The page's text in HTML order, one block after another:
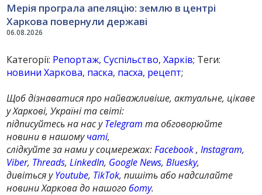
06.08.2026
Мерія програла апеляцію: землю в центрі
Харкова повернули державі
Категорії: Репортаж,Суспільство,Харків; Теги:
новини Харкова, паска, пасха, рецепт;
Щоб дізнаватися про найважливіше, актуальне, цікаве
у Харкові, Україні та світі:
підписуйтесь на нас уTelegram та обговорюйте
новини в нашомучаті,
слідкуйте за нами у соцмережах:Facebook,Instagram,
Viber, Threads,LinkedIn, Google News,Bluesky,
дивіться уYoutube, TikTok, пишіть або надсилайте
новини Харкова до нашогоботу.